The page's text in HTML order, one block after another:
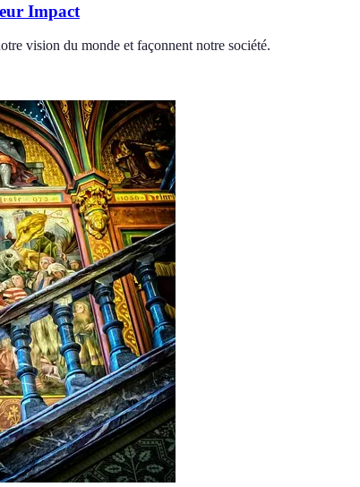
Impact
vision du monde et façonnent notre société.